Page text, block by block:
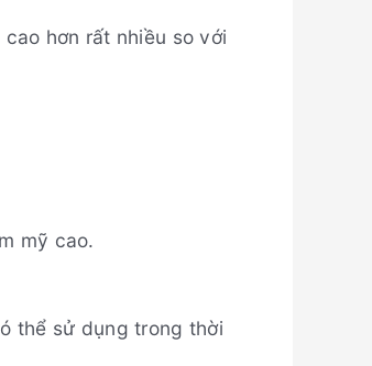
hơn rất nhiều so với
mỹ cao.
thể sử dụng trong thời